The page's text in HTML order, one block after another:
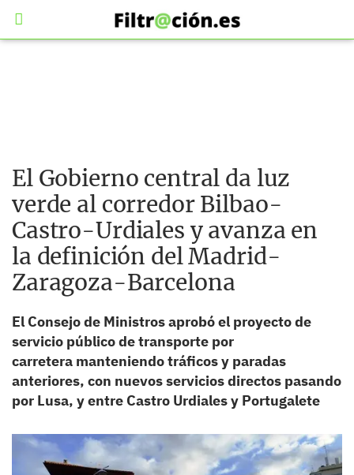
El Gobierno central da luz
verde al corredor Bilbao-
Castro-Urdiales y avanza en
la definición del Madrid-
Zaragoza-Barcelona
El Consejo de Ministros aprobó el proyecto de
servicio público de transporte por
carretera manteniendo tráficos y paradas
anteriores, con nuevos servicios directos pasando
por Lusa, y entre Castro Urdiales y Portugalete